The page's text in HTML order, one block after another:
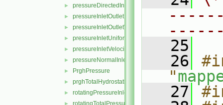
► pressureDirectedInletVelocity
► pressureInletOutletParSlipVelocity
► pressureInletOutletVelocity
► pressureInletUniformVelocity
► pressureInletVelocity
► pressureNormalInletOutletVelocity
► PrghPressure
► prghTotalHydrostaticPressure
► rotatingPressureInletOutletVelocity
rotatingTotalPressure
   25
   26
"
   27